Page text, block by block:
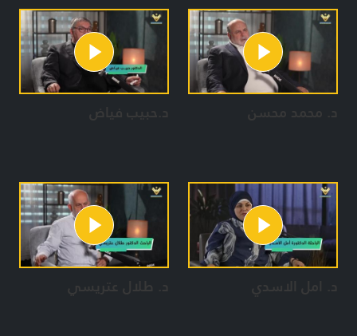
د. محمد محسن د.حبيب فياض
د. امل الاسدي د. طلال عتريسي